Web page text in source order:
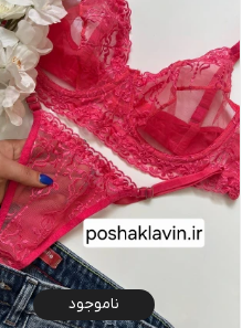
ناموجود